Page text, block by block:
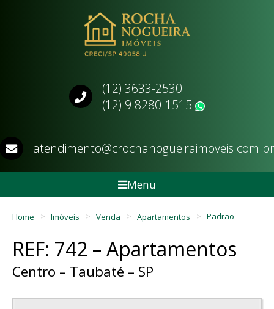
(12) 3633-2530
(12) 9 8280-1515
atendimento@crochanogueiraimoveis.com.br
Menu
Home Imóveis Venda Apartamentos Padrão
REF: 742 – Apartamentos
Centro – Taubaté – SP